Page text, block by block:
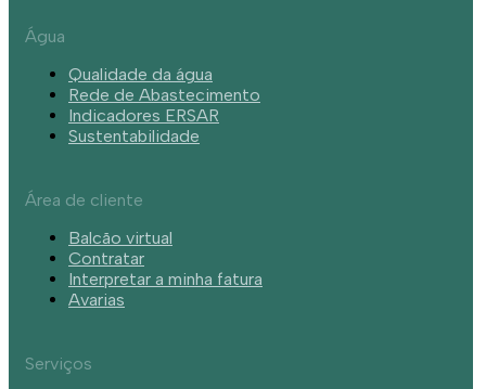
Água
Qualidade da água
Rede de Abastecimento
Indicadores ERSAR
Sustentabilidade
Área de cliente
Balcão virtual
Contratar
Interpretar a minha fatura
Avarias
Serviços